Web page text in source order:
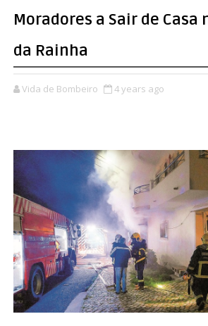
Moradores a Sair de Casa
da Rainha
Vida de Bombeiro 4 years ago